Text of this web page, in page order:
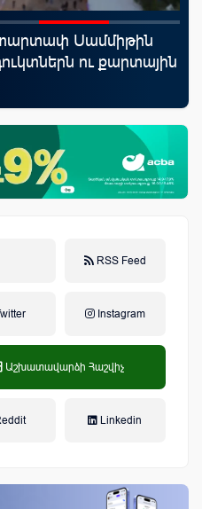
Սամմիթին
ու քարտային
RSS Feed
Instagram
Աշխատավարձի Հաշվիչ
Linkedin